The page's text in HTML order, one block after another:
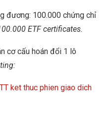
đương: 100.000 chứng chỉ
ETF certificates.
cơ cấu hoán đổi 1 lô
ket thuc phien giao dich